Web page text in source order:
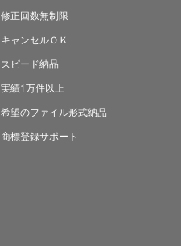
修正回数無制限
キャンセルＯＫ
スピード納品
実績1万件以上
希望のファイル形式納品
商標登録サポート